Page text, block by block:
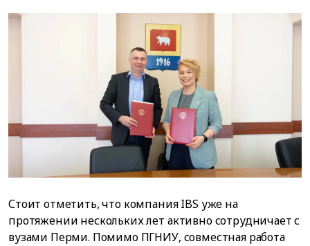
Стоит отметить, что компания IBS уже на
протяжении нескольких лет активно сотрудничает с
вузами Перми. Помимо ПГНИУ, совместная работа